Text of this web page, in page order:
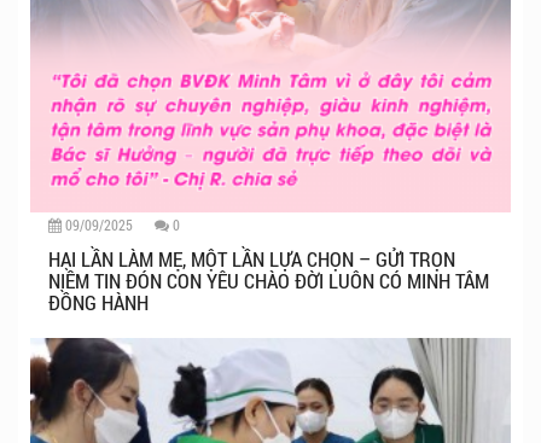
09/09/2025 0
HAI LẦN LÀM MẸ, MỘT LẦN LỰA CHỌN – GỬI TRỌN
NIỀM TIN ĐÓN CON YÊU CHÀO ĐỜI LUÔN CÓ MINH TÂM
ĐỒNG HÀNH